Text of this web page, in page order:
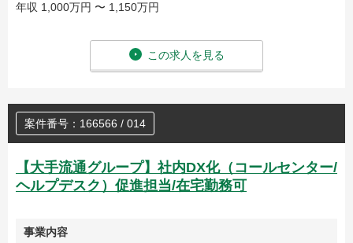
年収 1,000万円 〜 1,150万円
この求人を見る
案件番号：166566 / 014
【大手流通グループ】社内DX化（コールセンター/
ヘルプデスク）促進担当/在宅勤務可
事業内容